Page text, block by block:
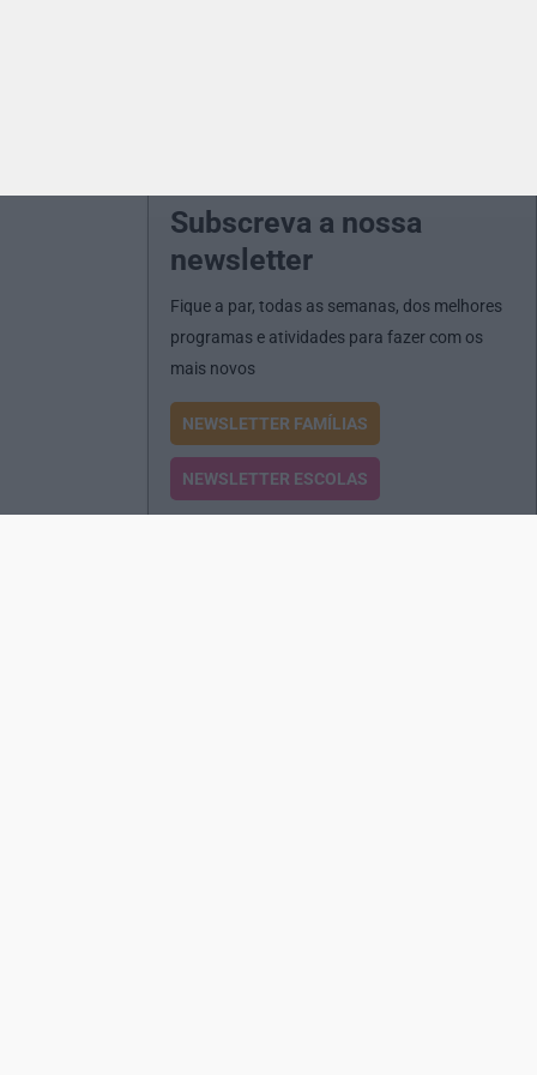
Subscreva a nossa
newsletter
Fique a par, todas as semanas, dos melhores
programas e atividades para fazer com os
mais novos
NEWSLETTER FAMÍLIAS
NEWSLETTER ESCOLAS